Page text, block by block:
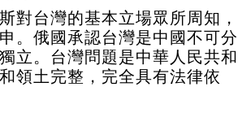
對台灣的基本立場眾所周知，
。俄國承認台灣是中國不可分
立。台灣問題是中華人民共和
領土完整，完全具有法律依